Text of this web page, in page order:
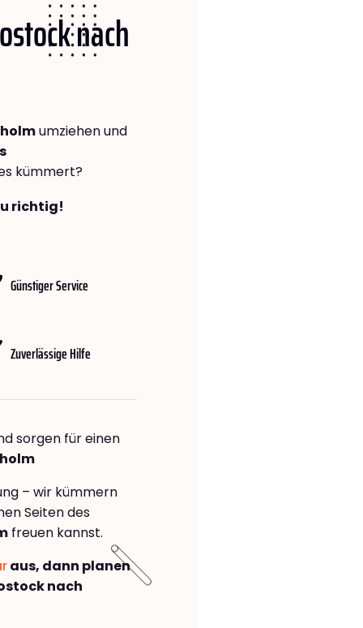
nach
umziehen und
kümmert?
richtig!
Günstiger Service
Zuverlässige Hilfe
sorgen für einen
– wir kümmern
Seiten des
freuen kannst.
aus, dann planen
nach